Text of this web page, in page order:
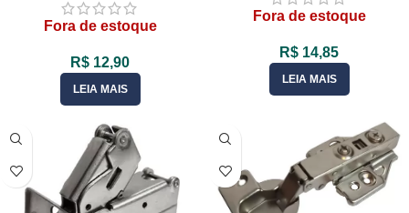
Fora de estoque
R$ 12,90
LEIA MAIS
Fora de estoque
R$ 14,85
LEIA MAIS